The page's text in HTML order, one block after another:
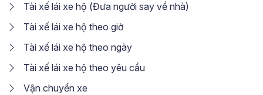
Tài xế lái xe hộ (Đưa người say về nhà)
Tài xế lái xe hộ theo giờ
Tài xế lái xe hộ theo ngày
Tài xế lái xe hộ theo yêu cầu
Vận chuyển xe